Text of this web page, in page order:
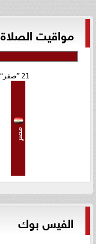
مواقيت الصلاة
21 صفر
مصر
الفيس بوك